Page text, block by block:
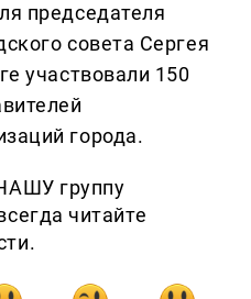
председателя
совета Сергея
участвовали 150
города.
группу
читайте